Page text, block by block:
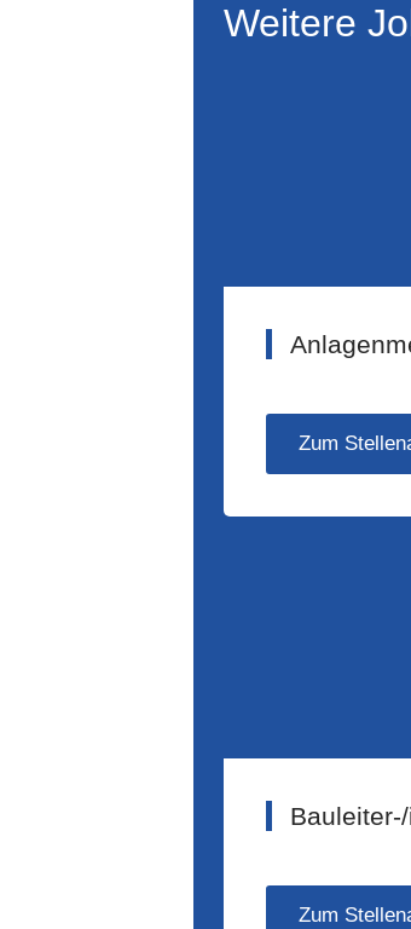
Weitere
Zum
Zum